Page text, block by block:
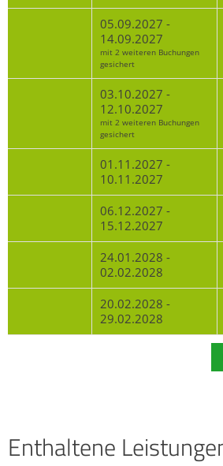
05.09.2027 -
14.09.2027
mit 2 weiteren Buchungen
gesichert
03.10.2027 -
12.10.2027
mit 2 weiteren Buchungen
gesichert
01.11.2027 -
10.11.2027
06.12.2027 -
15.12.2027
24.01.2028 -
02.02.2028
20.02.2028 -
29.02.2028
Enthaltene